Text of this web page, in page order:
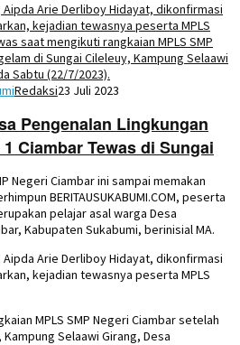
Redaksi23 Juli 2023
Pengenalan Lingkungan
Ciambar Tewas di Sungai
Negeri Ciambar ini sampai memakan
BERITAUSUKABUMI.COM, peserta
pelajar asal warga Desa
Kabupaten Sukabumi, berinisial MA.
Arie Derliboy Hidayat, dikonfirmasi
kejadian tewasnya peserta MPLS
MPLS SMP Negeri Ciambar setelah
Selaawi Girang, Desa